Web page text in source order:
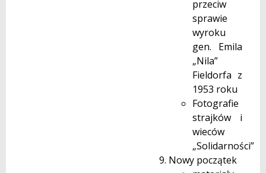
przeciw
sprawie
wyroku
gen. Emila
„Nila”
Fieldorfa z
1953 roku
Fotografie
strajków i
wieców
„Solidarności”
Nowy początek